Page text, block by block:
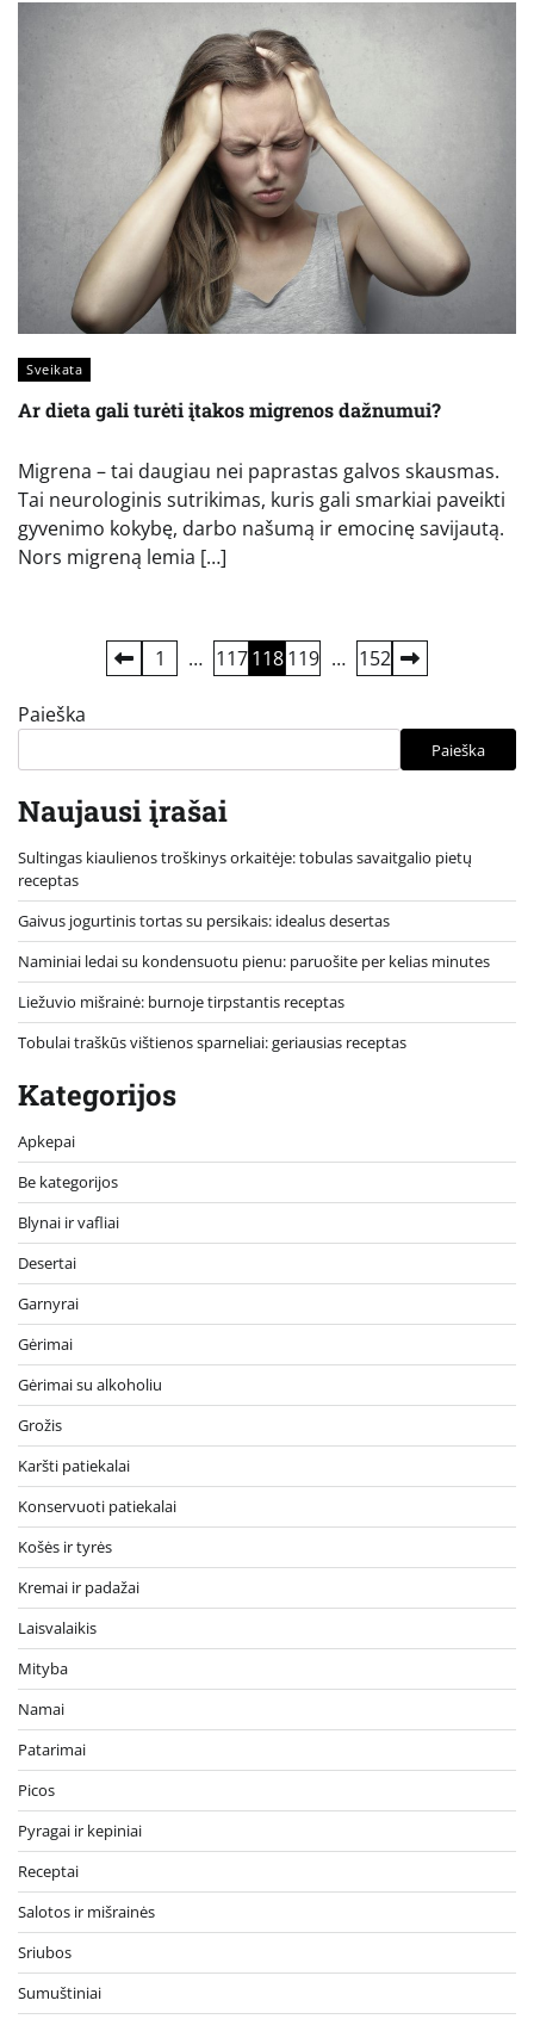
Sveikata
Ar dieta gali turėti įtakos migrenos dažnumui?
Migrena – tai daugiau nei paprastas galvos skausmas.
Tai neurologinis sutrikimas, kuris gali smarkiai paveikti
gyvenimo kokybę, darbo našumą ir emocinę savijautą.
Nors migreną lemia […]
puslapiavimas
1 … 117 118 119 … 152
Paieška
Paieška
Naujausi įrašai
Sultingas kiaulienos troškinys orkaitėje: tobulas savaitgalio pietų
receptas
Gaivus jogurtinis tortas su persikais: idealus desertas
Naminiai ledai su kondensuotu pienu: paruošite per kelias minutes
Liežuvio mišrainė: burnoje tirpstantis receptas
Tobulai traškūs vištienos sparneliai: geriausias receptas
Kategorijos
Apkepai
Be kategorijos
Blynai ir vafliai
Desertai
Garnyrai
Gėrimai
Gėrimai su alkoholiu
Grožis
Karšti patiekalai
Konservuoti patiekalai
Košės ir tyrės
Kremai ir padažai
Laisvalaikis
Mityba
Namai
Patarimai
Picos
Pyragai ir kepiniai
Receptai
Salotos ir mišrainės
Sriubos
Sumuštiniai